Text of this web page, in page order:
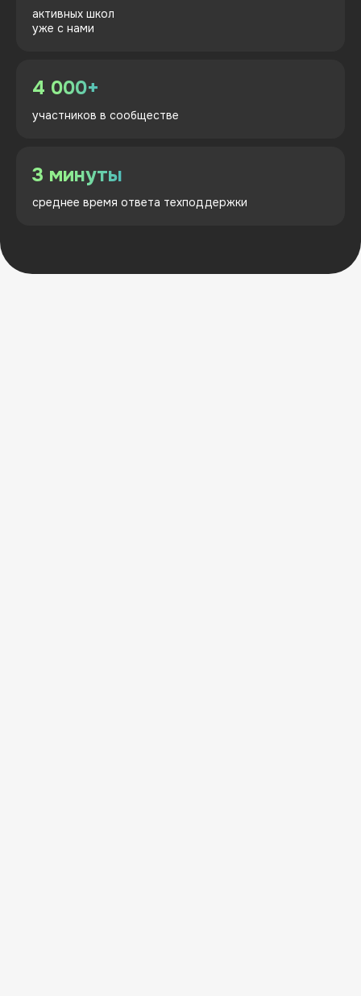
активных школ
уже с нами
4 000+
участников в сообществе
3 минуты
среднее время ответа техподдержки